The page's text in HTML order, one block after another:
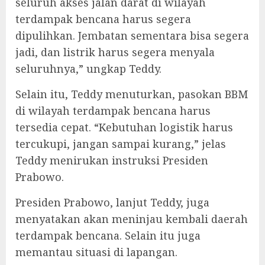
terdampak bencana harus segera
dipulihkan. Jembatan sementara bisa segera
jadi, dan listrik harus segera menyala
seluruhnya,” ungkap Teddy.
Selain itu, Teddy menuturkan, pasokan BBM
di wilayah terdampak bencana harus
tersedia cepat. “Kebutuhan logistik harus
tercukupi, jangan sampai kurang,” jelas
Teddy menirukan instruksi Presiden
Prabowo.
Presiden Prabowo, lanjut Teddy, juga
menyatakan akan meninjau kembali daerah
terdampak bencana. Selain itu juga
memantau situasi di lapangan.